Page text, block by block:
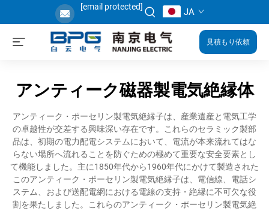
[email protected] JA
見積もり依頼
アンティーク磁器製電気絶縁体
アンティーク・ポーセリン製電気絶縁子は、産業遺産と電気工学
の卓越性が交差する興味深い存在です。これらのセラミック製部
品は、初期の電力配電システムにおいて、電流が本来流れてはな
らない場所へ流れることを防ぐための極めて重要な安全要素とし
て機能しました。主に1850年代から1960年代にかけて製造された
このアンティーク・ポーセリン製電気絶縁子は、電信線、電話シ
ステム、および送配電網における電線の支持・絶縁に不可欠な役
割を果たしました。これらのアンティーク・ポーセリン製電気絶